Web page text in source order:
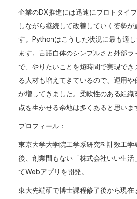
企業のDX推進には迅速にプロトタイ
しながら継続して改善していく姿勢が
す。Pythonはこうした状況に最も適し
ます。言語自体のシンプルさと外部ラ
で、やりたいことを短時間で実現でき
る人材も増えてきているので、運用や
が増してきました。柔軟性のある組
点を生かせる余地は多くあると思いま
プロフィール：
東京大学大学院工学系研究科計数工学
後、創業間もない「株式会社いい生活
てWebアプリを開発。
東大先端研で博士課程修了後から現在